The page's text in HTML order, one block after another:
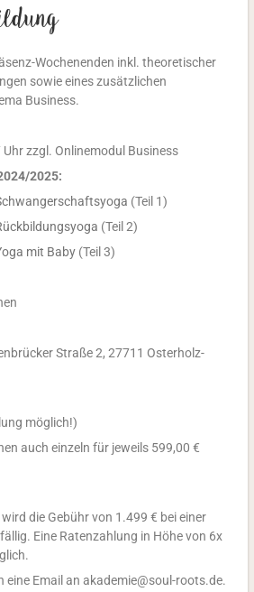
Wochenenden inkl. theoretischer
sowie eines zusätzlichen
Business.
Uhr zzgl. Onlinemodul Business
2025:
(Teil 1)
(Teil 2)
mit Baby(Teil 3)
Straße 2, 27711 Osterholz-
möglich!)
auch einzeln für jeweils 599,00 €
die Gebühr von 1.499 € bei einer
Eine Ratenzahlung in Höhe von 6x
eine Email an akademie@soul-roots.de.